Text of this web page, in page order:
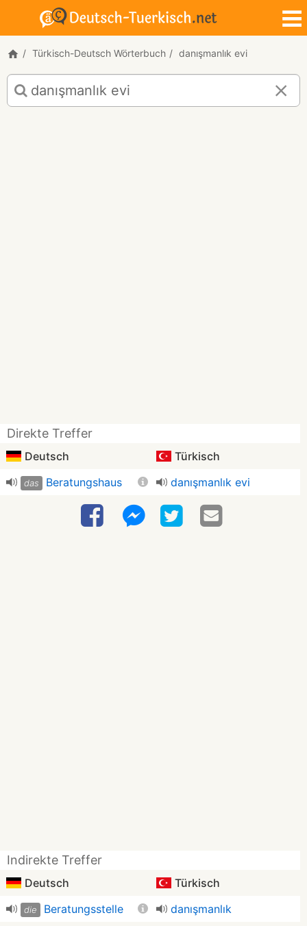
Türkisch-Deutsch Wörterbuch danışmanlık evi
Türkisch-
Deutsch
Übersetzung
Direkte Treffer
Deutsch Türkisch
das Beratungshaus danışmanlık evi
Indirekte Treffer
Deutsch Türkisch
die Beratungsstelle danışmanlık